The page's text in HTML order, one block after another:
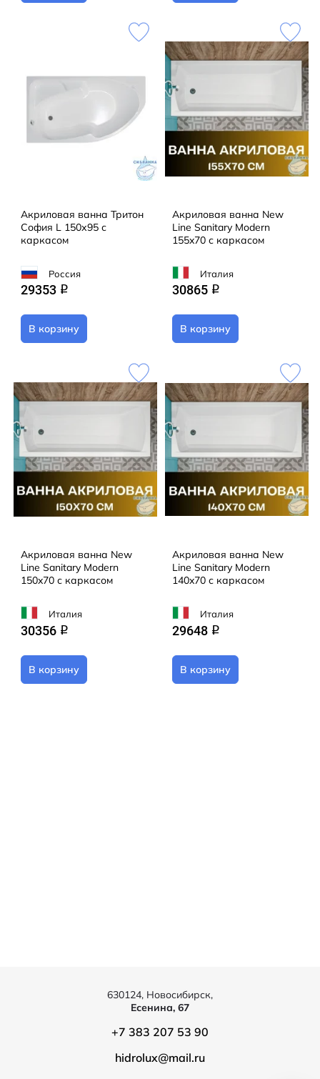
Акриловая ванна Тритон
София L 150х95 с
каркасом
Россия
29353 q
В корзину
Акриловая ванна New
Line Sanitary Modern
155x70 с каркасом
Италия
30865 q
В корзину
Акриловая ванна New
Line Sanitary Modern
150x70 с каркасом
Италия
30356 q
В корзину
Акриловая ванна New
Line Sanitary Modern
140x70 с каркасом
Италия
29648 q
В корзину
630124, Новосибирск,
Есенина, 67
+7 383 207 53 90
hidrolux@mail.ru